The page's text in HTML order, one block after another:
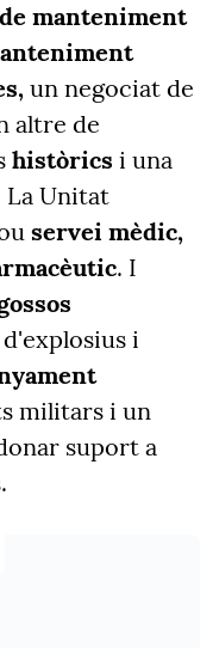
manteniment
un negociat de
altre de
històrics i una
La Unitat
servei mèdic,
. I
i
militars i un
suport a